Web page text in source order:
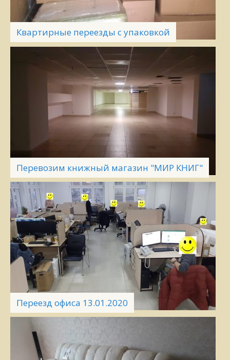
Квартирные переезды с упаковкой
Перевозим книжный магазин "МИР КНИГ"
Переезд офиса 13.01.2020